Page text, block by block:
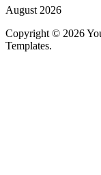
August 2026
Copyright © 2026
Templates.